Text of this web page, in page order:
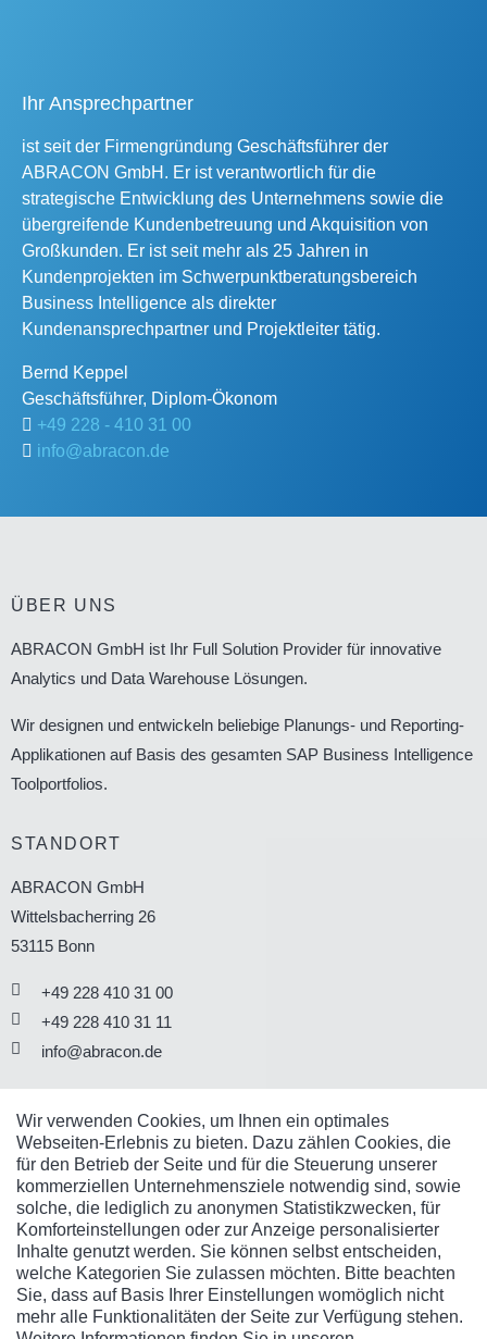
Bernd Keppel
Geschäftsführer, Diplom-Ökonom
+49 228 - 410 31 00
info@abracon.de
Ihr Ansprechpartner
ist seit der Firmengründung Geschäftsführer der
ABRACON GmbH. Er ist verantwortlich für die
strategische Entwicklung des Unternehmens sowie die
übergreifende Kundenbetreuung und Akquisition von
Großkunden. Er ist seit mehr als 25 Jahren in
Kundenprojekten im Schwerpunktberatungsbereich
Business Intelligence als direkter
Kundenansprechpartner und Projektleiter tätig.
ÜBER UNS
ABRACON GmbH ist Ihr Full Solution Provider für innovative
Analytics und Data Warehouse Lösungen.
Wir designen und entwickeln beliebige Planungs- und Reporting-
Applikationen auf Basis des gesamten SAP Business Intelligence
Toolportfolios.
STANDORT
ABRACON GmbH
Wittelsbacherring 26
53115 Bonn
+49 228 410 31 00
+49 228 410 31 11
info@abracon.de
SOCIAL MEDIA
Sie finden uns auch in den Sozialen Business-Netzwerken.
UNSER NEWSLETTER
Immer die neuesten Infos und Themen rund um Business
Wir verwenden Cookies, um Ihnen ein optimales
Webseiten-Erlebnis zu bieten. Dazu zählen Cookies, die
für den Betrieb der Seite und für die Steuerung unserer
kommerziellen Unternehmensziele notwendig sind, sowie
solche, die lediglich zu anonymen Statistikzwecken, für
Komforteinstellungen oder zur Anzeige personalisierter
Inhalte genutzt werden. Sie können selbst entscheiden,
welche Kategorien Sie zulassen möchten. Bitte beachten
Sie, dass auf Basis Ihrer Einstellungen womöglich nicht
mehr alle Funktionalitäten der Seite zur Verfügung stehen.